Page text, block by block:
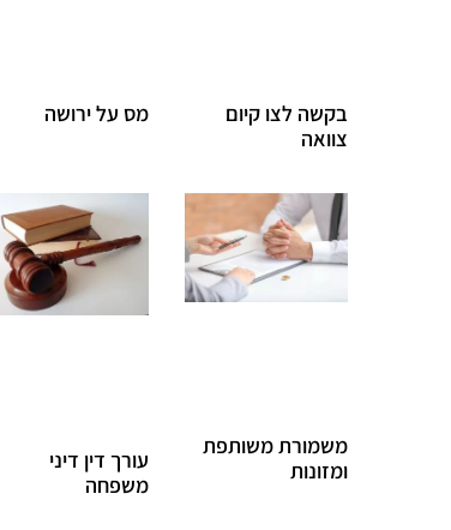
בקשה לצו קיום
צוואה
מס על ירושה
משמורת משותפת
ומזונות
עורך דין דיני
משפחה